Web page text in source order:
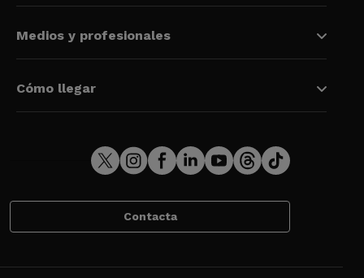
Medios y profesionales
Cómo llegar
Contacta